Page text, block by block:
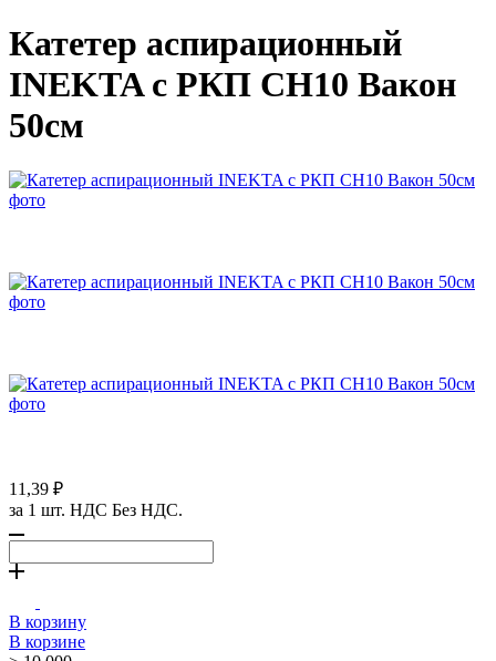
Катетер аспирационный
INEKTA с РКП CH10 Вакон
50см
11,39 ₽
за 1 шт. НДС Без НДС.
В корзину
В корзине